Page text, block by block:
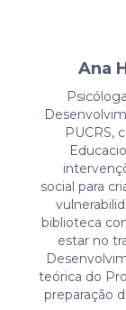
Ana
PUCRS,
social para
biblioteca
estar no
teórica do
preparação